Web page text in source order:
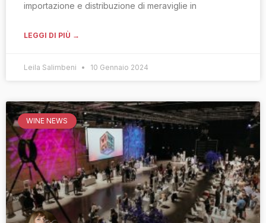
importazione e distribuzione di meraviglie in
LEGGI DI PIÙ →
Leila Salimbeni 10 Gennaio 2024
WINE NEWS